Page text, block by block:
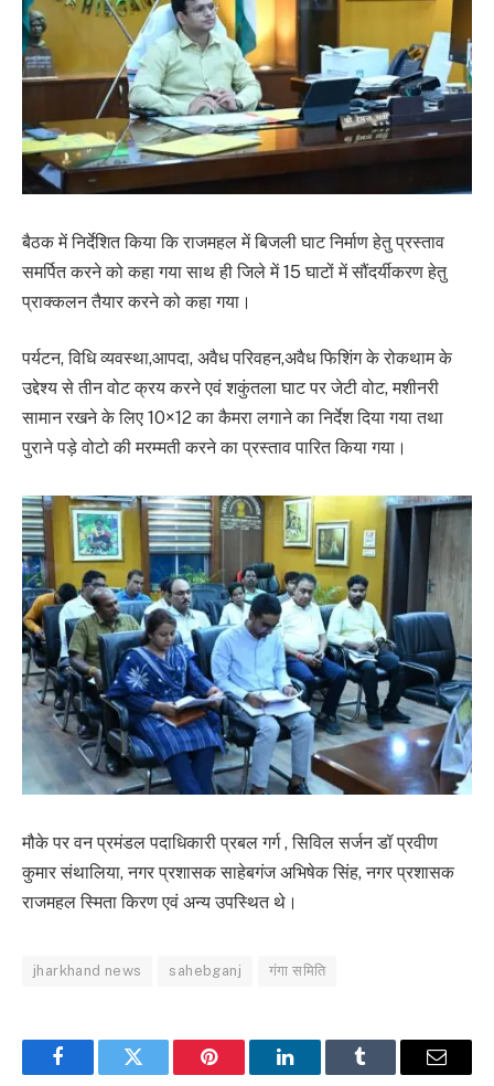
बैठक में निर्देशित किया कि राजमहल में बिजली घाट निर्माण हेतु प्रस्ताव
समर्पित करने को कहा गया साथ ही जिले में 15 घाटों में सौंदर्यीकरण हेतु
प्राक्कलन तैयार करने को कहा गया।
पर्यटन, विधि व्यवस्था,आपदा, अवैध परिवहन,अवैध फिशिंग के रोकथाम के
उद्देश्य से तीन वोट क्रय करने एवं शकुंतला घाट पर जेटी वोट, मशीनरी
सामान रखने के लिए 10×12 का कैमरा लगाने का निर्देश दिया गया तथा
पुराने पड़े वोटो की मरम्मती करने का प्रस्ताव पारित किया गया।
मौके पर वन प्रमंडल पदाधिकारी प्रबल गर्ग , सिविल सर्जन डॉ प्रवीण
कुमार संथालिया, नगर प्रशासक साहेबगंज अभिषेक सिंह, नगर प्रशासक
राजमहल स्मिता किरण एवं अन्य उपस्थित थे।
jharkhand news sahebganj गंगा समिति
FacebookTwitter Pinterest LinkedInTumblr Email